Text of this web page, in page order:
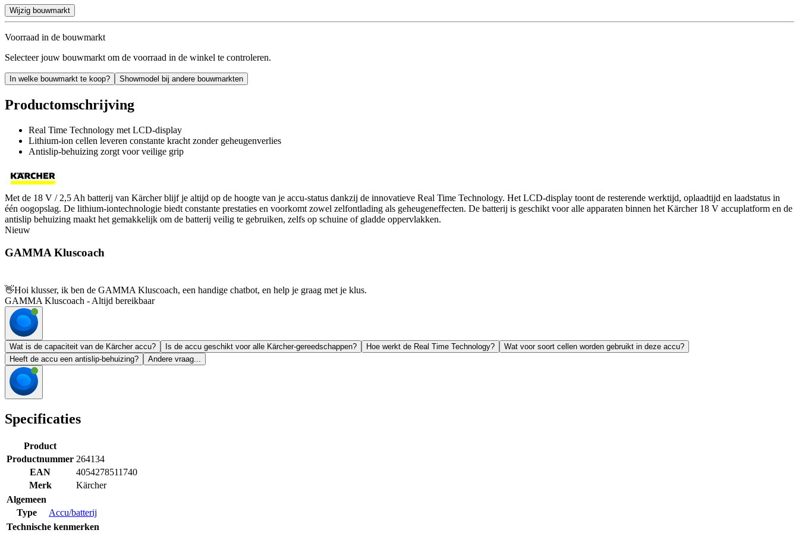
Wijzig bouwmarkt
Voorraad in de bouwmarkt
Selecteer jouw bouwmarkt om de voorraad in de winkel te controleren.
In welke bouwmarkt te koop? Showmodel bij andere bouwmarkten
Productomschrijving
Real Time Technology met LCD-display
Lithium-ion cellen leveren constante kracht zonder geheugenverlies
Antislip-behuizing zorgt voor veilige grip
Met de 18 V / 2,5 Ah batterij van Kärcher blijf je altijd op de hoogte van je accu-status dankzij de innovatieve Real Time Technology. Het LCD-display toont de resterende werktijd, oplaadtijd en laadstatus in
één oogopslag. De lithium-iontechnologie biedt constante prestaties en voorkomt zowel zelfontlading als geheugeneffecten. De batterij is geschikt voor alle apparaten binnen het Kärcher 18 V accuplatform en de
antislip behuizing maakt het gemakkelijk om de batterij veilig te gebruiken, zelfs op schuine of gladde oppervlakken.
Nieuw
GAMMA Kluscoach
👋Hoi klusser, ik ben de GAMMA Kluscoach, een handige chatbot, en help je graag met je klus.
GAMMA Kluscoach - Altijd bereikbaar
Wat is de capaciteit van de Kärcher accu? Is de accu geschikt voor alle Kärcher-gereedschappen? Hoe werkt de Real Time Technology?
Wat voor soort cellen worden gebruikt in deze accu?
Heeft de accu een antislip-behuizing?
Andere vraag...
Specificaties
Product
Productnummer 264134
EAN
4054278511740
Merk
Kärcher
Algemeen
Type
Accu/batterij
Technische kenmerken